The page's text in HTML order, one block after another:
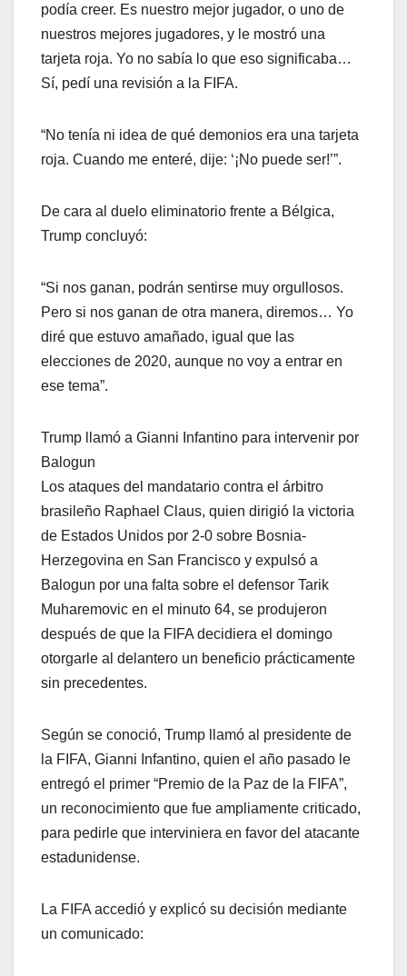
podía creer. Es nuestro mejor jugador, o uno de
nuestros mejores jugadores, y le mostró una
tarjeta roja. Yo no sabía lo que eso significaba…
Sí, pedí una revisión a la FIFA.
“No tenía ni idea de qué demonios era una tarjeta
roja. Cuando me enteré, dije: ‘¡No puede ser!’”.
De cara al duelo eliminatorio frente a Bélgica,
Trump concluyó:
“Si nos ganan, podrán sentirse muy orgullosos.
Pero si nos ganan de otra manera, diremos… Yo
diré que estuvo amañado, igual que las
elecciones de 2020, aunque no voy a entrar en
ese tema”.
Trump llamó a Gianni Infantino para intervenir por
Balogun
Los ataques del mandatario contra el árbitro
brasileño Raphael Claus, quien dirigió la victoria
de Estados Unidos por 2-0 sobre Bosnia-
Herzegovina en San Francisco y expulsó a
Balogun por una falta sobre el defensor Tarik
Muharemovic en el minuto 64, se produjeron
después de que la FIFA decidiera el domingo
otorgarle al delantero un beneficio prácticamente
sin precedentes.
Según se conoció, Trump llamó al presidente de
la FIFA, Gianni Infantino, quien el año pasado le
entregó el primer “Premio de la Paz de la FIFA”,
un reconocimiento que fue ampliamente criticado,
para pedirle que interviniera en favor del atacante
estadunidense.
La FIFA accedió y explicó su decisión mediante
un comunicado: